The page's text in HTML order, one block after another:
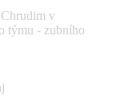
Chrudim v
týmu - zubního